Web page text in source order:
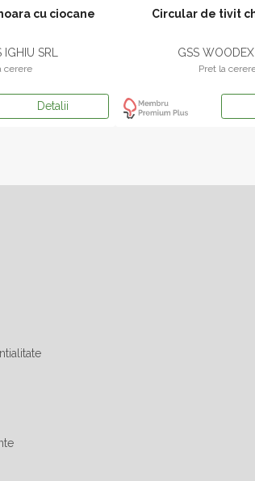
cu ciocane
IGHIU SRL
cerere
Detalii
Circular de tivit
GSS
Pret la